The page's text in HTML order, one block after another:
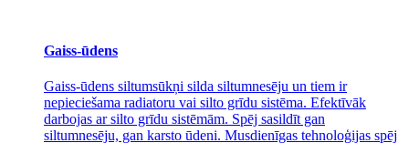
Gaiss-ūdens
Gaiss-ūdens siltumsūkņi silda siltumnesēju un tiem ir
nepieciešama radiatoru vai silto grīdu sistēma. Efektīvāk
darbojas ar silto grīdu sistēmām. Spēj sasildīt gan
siltumnesēju, gan karsto ūdeni. Musdienīgas tehnoloģijas spēj